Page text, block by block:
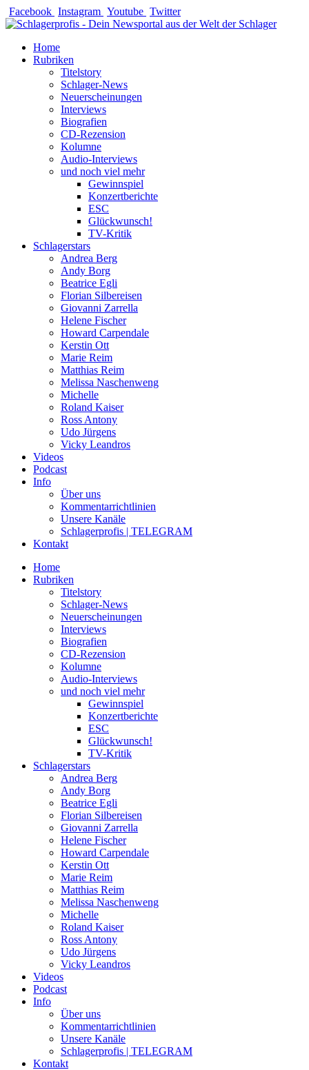
Zum
Inhalt
Facebook Instagram Youtube Twitter
Home
Rubriken
Titelstory
Schlager-News
Neuerscheinungen
Interviews
Biografien
CD-Rezension
Kolumne
Audio-Interviews
und noch viel mehr
Gewinnspiel
Konzertberichte
ESC
Glückwunsch!
TV-Kritik
Schlagerstars
Andrea Berg
Andy Borg
Beatrice Egli
Florian Silbereisen
Giovanni Zarrella
Helene Fischer
Howard Carpendale
Kerstin Ott
Marie Reim
Matthias Reim
Melissa Naschenweng
Michelle
Roland Kaiser
Ross Antony
Udo Jürgens
Vicky Leandros
Videos
Podcast
Info
Über uns
Kommentarrichtlinien
Unsere Kanäle
Schlagerprofis | TELEGRAM
Kontakt
Home
Rubriken
Titelstory
Schlager-News
Neuerscheinungen
Interviews
Biografien
CD-Rezension
Kolumne
Audio-Interviews
und noch viel mehr
Gewinnspiel
Konzertberichte
ESC
Glückwunsch!
TV-Kritik
Schlagerstars
Andrea Berg
Andy Borg
Beatrice Egli
Florian Silbereisen
Giovanni Zarrella
Helene Fischer
Howard Carpendale
Kerstin Ott
Marie Reim
Matthias Reim
Melissa Naschenweng
Michelle
Roland Kaiser
Ross Antony
Udo Jürgens
Vicky Leandros
Videos
Podcast
Info
Über uns
Kommentarrichtlinien
Unsere Kanäle
Schlagerprofis | TELEGRAM
Kontakt